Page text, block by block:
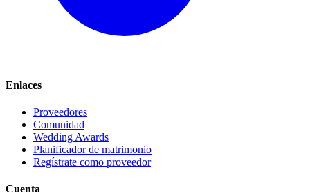
Enlaces
Proveedores
Comunidad
Wedding Awards
Planificador de matrimonio
Regístrate como proveedor
Cuenta